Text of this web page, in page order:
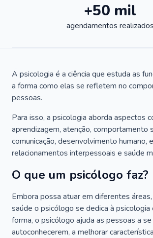
+50 mil
agendamentos realizados
A psicologia é a ciência que estuda as
a forma como elas se refletem no
pessoas.
Para isso, a psicologia aborda aspectos
aprendizagem, atenção, comportamento
comunicação, desenvolvimento humano,
relacionamentos interpessoais e saúde
O que um psicólogo faz?
Embora possa atuar em diferentes
saúde o psicólogo se dedica à psicologia
forma, o psicólogo ajuda as pessoas a se
autoconhecerem, a melhorar